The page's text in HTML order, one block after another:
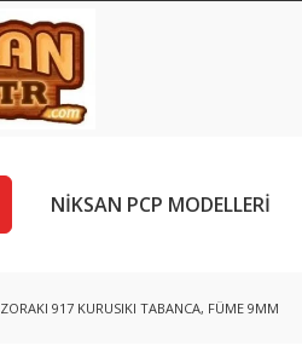
NİKSAN PCP MODELLERİ
ZORAKI 917 KURUSIKI TABANCA, FÜME 9MM